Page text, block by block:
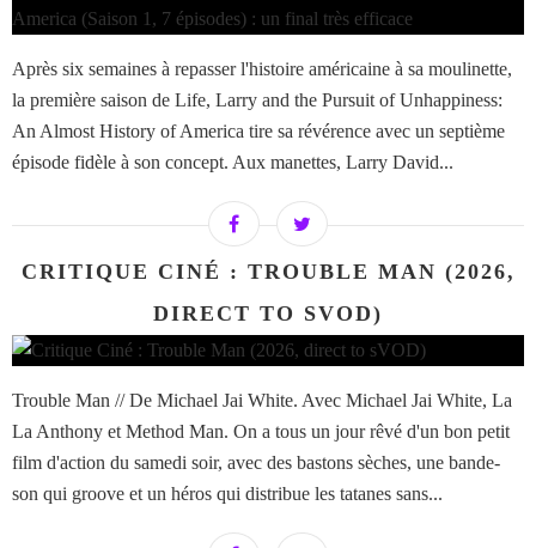
Après six semaines à repasser l'histoire américaine à sa moulinette,
la première saison de Life, Larry and the Pursuit of Unhappiness:
An Almost History of America tire sa révérence avec un septième
épisode fidèle à son concept. Aux manettes, Larry David...
CRITIQUE CINÉ : TROUBLE MAN (2026,
DIRECT TO SVOD)
Trouble Man // De Michael Jai White. Avec Michael Jai White, La
La Anthony et Method Man. On a tous un jour rêvé d'un bon petit
film d'action du samedi soir, avec des bastons sèches, une bande-
son qui groove et un héros qui distribue les tatanes sans...